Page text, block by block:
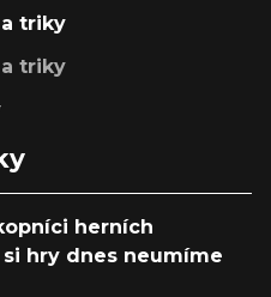
triky
triky
herních
hry dnes neumíme